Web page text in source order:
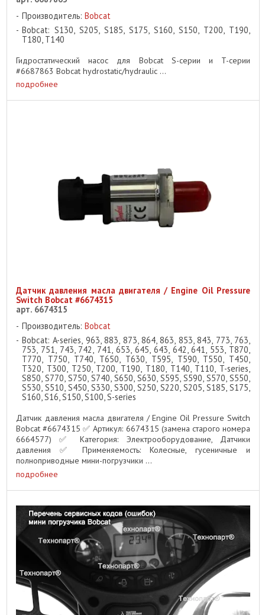
Производитель: Bobcat
Bobcat: S130, S205, S185, S175, S160, S150, T200, T190,
T180, T140
Гидростатический насос для Bobcat S-серии и T-серии
#6687863 Bobcat hydrostatic/hydraulic ...
подробнее
Датчик давления масла двигателя / Engine Oil Pressure
Switch Bobcat #6674315
арт. 6674315
Производитель: Bobcat
Bobcat: A-series, 963, 883, 873, 864, 863, 853, 843, 773, 763,
753, 751, 743, 742, 741, 653, 645, 643, 642, 641, 553, T870,
T770, T750, T740, T650, T630, T595, T590, T550, T450,
T320, T300, T250, T200, T190, T180, T140, T110, T-series,
S850, S770, S750, S740, S650, S630, S595, S590, S570, S550,
S530, S510, S450, S330, S300, S250, S220, S205, S185, S175,
S160, S16, S150, S100, S-series
Датчик давления масла двигателя / Engine Oil Pressure Switch
Bobcat #6674315 ✅ Артикул: 6674315 (замена старого номера
6664577) ✅ Категория: Электрооборудование, Датчики
давления ✅ Применяемость: Колесные, гусеничные и
полноприводные мини-погрузчики ...
подробнее